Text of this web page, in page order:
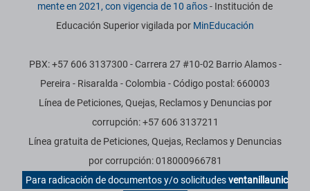
mente en 2021, con vigencia de 10 años- Institución de
Educación Superior vigilada por MinEducación
PBX: +57 606 3137300 - Carrera 27 #10-02 Barrio Alamos -
Pereira - Risaralda - Colombia - Código postal: 660003
Línea de Peticiones, Quejas, Reclamos y Denuncias por
corrupción: +57 606 3137211
Línea gratuita de Peticiones, Quejas, Reclamos y Denuncias
por corrupción: 018000966781
Para radicación de documentos y/o solicitudesventanillaunic